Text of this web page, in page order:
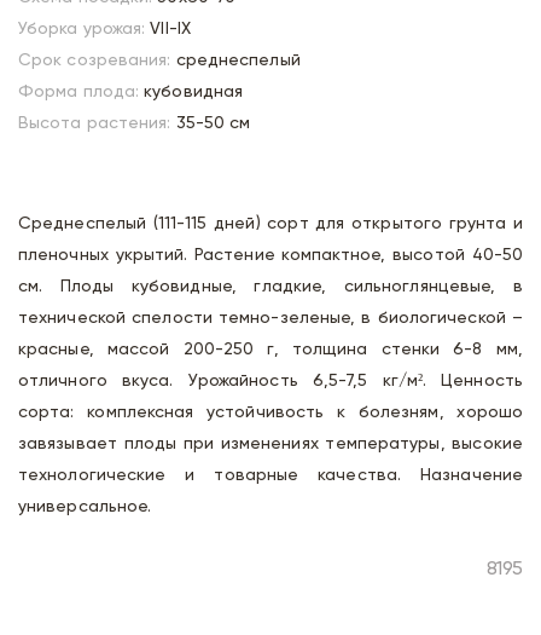
Уборка урожая: VII-IX
Срок созревания: среднеспелый
Форма плода: кубовидная
Высота растения: 35-50 см
Среднеспелый (111-115 дней) сорт для открытого грунта и
пленочных укрытий. Растение компактное, высотой 40-50
см. Плоды кубовидные, гладкие, сильноглянцевые, в
технической спелости темно-зеленые, в биологической –
красные, массой 200-250 г, толщина стенки 6-8 мм,
отличного вкуса. Урожайность 6,5-7,5 кг/м². Ценность
сорта: комплексная устойчивость к болезням, хорошо
завязывает плоды при изменениях температуры, высокие
технологические и товарные качества. Назначение
универсальное.
8195